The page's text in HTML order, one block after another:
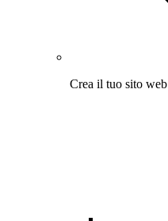
Crea il tuo sito web